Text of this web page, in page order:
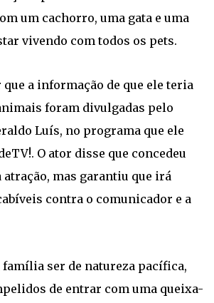
um cachorro, uma gata e uma
vivendo com todos os pets.
a informação de que ele teria
foram divulgadas pelo
Luís, no programa que ele
O ator disse que concedeu
mas garantiu que irá
contra o comunicador e a
família ser de natureza pacífica,
de entrar com uma queixa-